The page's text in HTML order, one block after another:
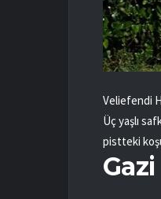
Veliefendi
Üç yaşlı
pistteki